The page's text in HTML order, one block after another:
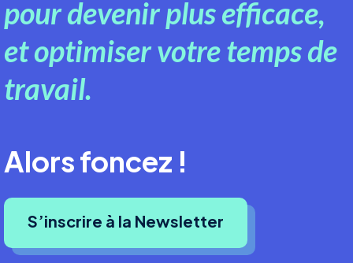
pour devenir plus efficace,
et optimiser votre temps de
travail.
Alors foncez !
S’inscrire à la Newsletter